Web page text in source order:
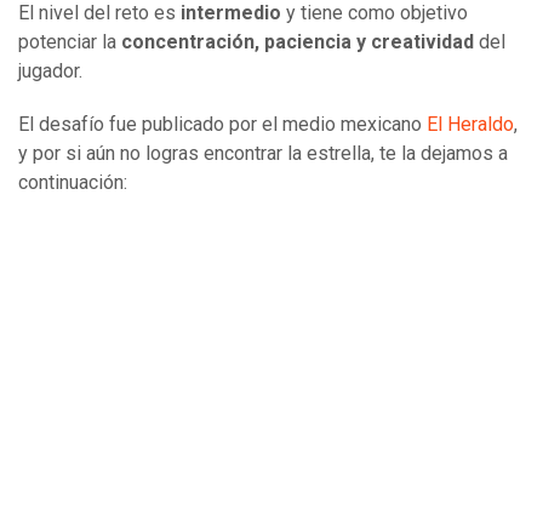
El nivel del reto es intermedio y tiene como objetivo
potenciar la concentración, paciencia y creatividad del
jugador.
El desafío fue publicado por el medio mexicano El Heraldo,
y por si aún no logras encontrar la estrella, te la dejamos a
continuación: